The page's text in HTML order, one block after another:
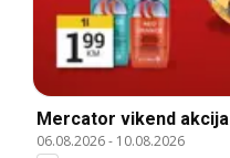
Mercator vikend akcija
06.08.2026- 10.08.2026